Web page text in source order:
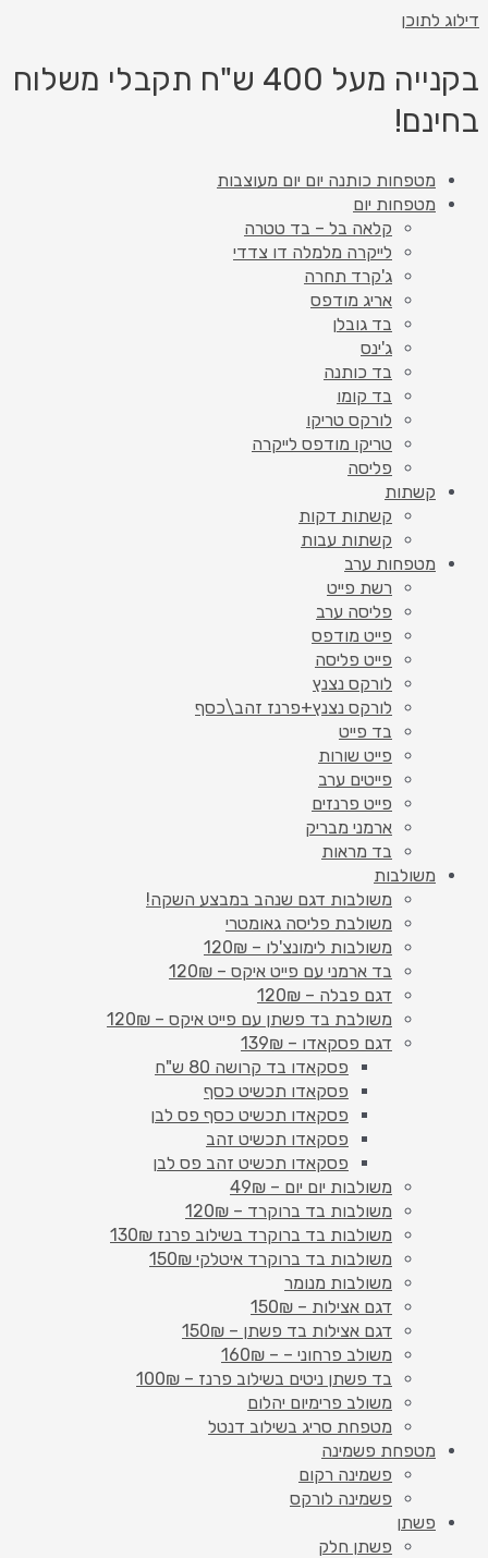
דילוג לתוכן
בקנייה מעל 400 ש"ח תקבלי משלוח
בחינם!
מטפחות כותנה יום יום מעוצבות
מטפחות יום
קלאה בל – בד טטרה
לייקרה מלמלה דו צדדי
ג'קרד תחרה
אריג מודפס
בד גובלן
ג'ינס
בד כותנה
בד קומו
לורקס טריקו
טריקו מודפס לייקרה
פליסה
קשתות
קשתות דקות
קשתות עבות
מטפחות ערב
רשת פייט
פליסה ערב
פייט מודפס
פייט פליסה
לורקס נצנץ
לורקס נצנץ+פרנז זהב\כסף
בד פייט
פייט שורות
פייטים ערב
פייט פרנזים
ארמני מבריק
בד מראות
משולבות
משולבות דגם שנהב במבצע השקה!
משולבת פליסה גאומטרי
משולבות לימונצ'לו – 120₪
בד ארמני עם פייט איקס – 120₪
דגם פבלה – 120₪
משולבת בד פשתן עם פייט איקס – 120₪
דגם פסקאדו – 139₪
פסקאדו בד קרושה 80 ש"ח
פסקאדו תכשיט כסף
פסקאדו תכשיט כסף פס לבן
פסקאדו תכשיט זהב
פסקאדו תכשיט זהב פס לבן
משולבות יום יום – 49₪
משולבות בד ברוקרד – 120₪
משולבות בד ברוקרד בשילוב פרנז 130₪
משולבות בד ברוקרד איטלקי 150₪
משולבות מנומר
דגם אצילות – 150₪
דגם אצילות בד פשתן – 150₪
משולב פרחוני – – 160₪
בד פשתן ניטים בשילוב פרנז – 100₪
משולב פרימיום יהלום
מטפחת סריג בשילוב דנטל
מטפחת פשמינה
פשמינה רקום
פשמינה לורקס
פשתן
פשתן חלק